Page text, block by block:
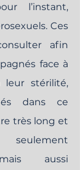
l’instant,
Ces
afin
face à
stérilité,
dans ce
très long et
aussi